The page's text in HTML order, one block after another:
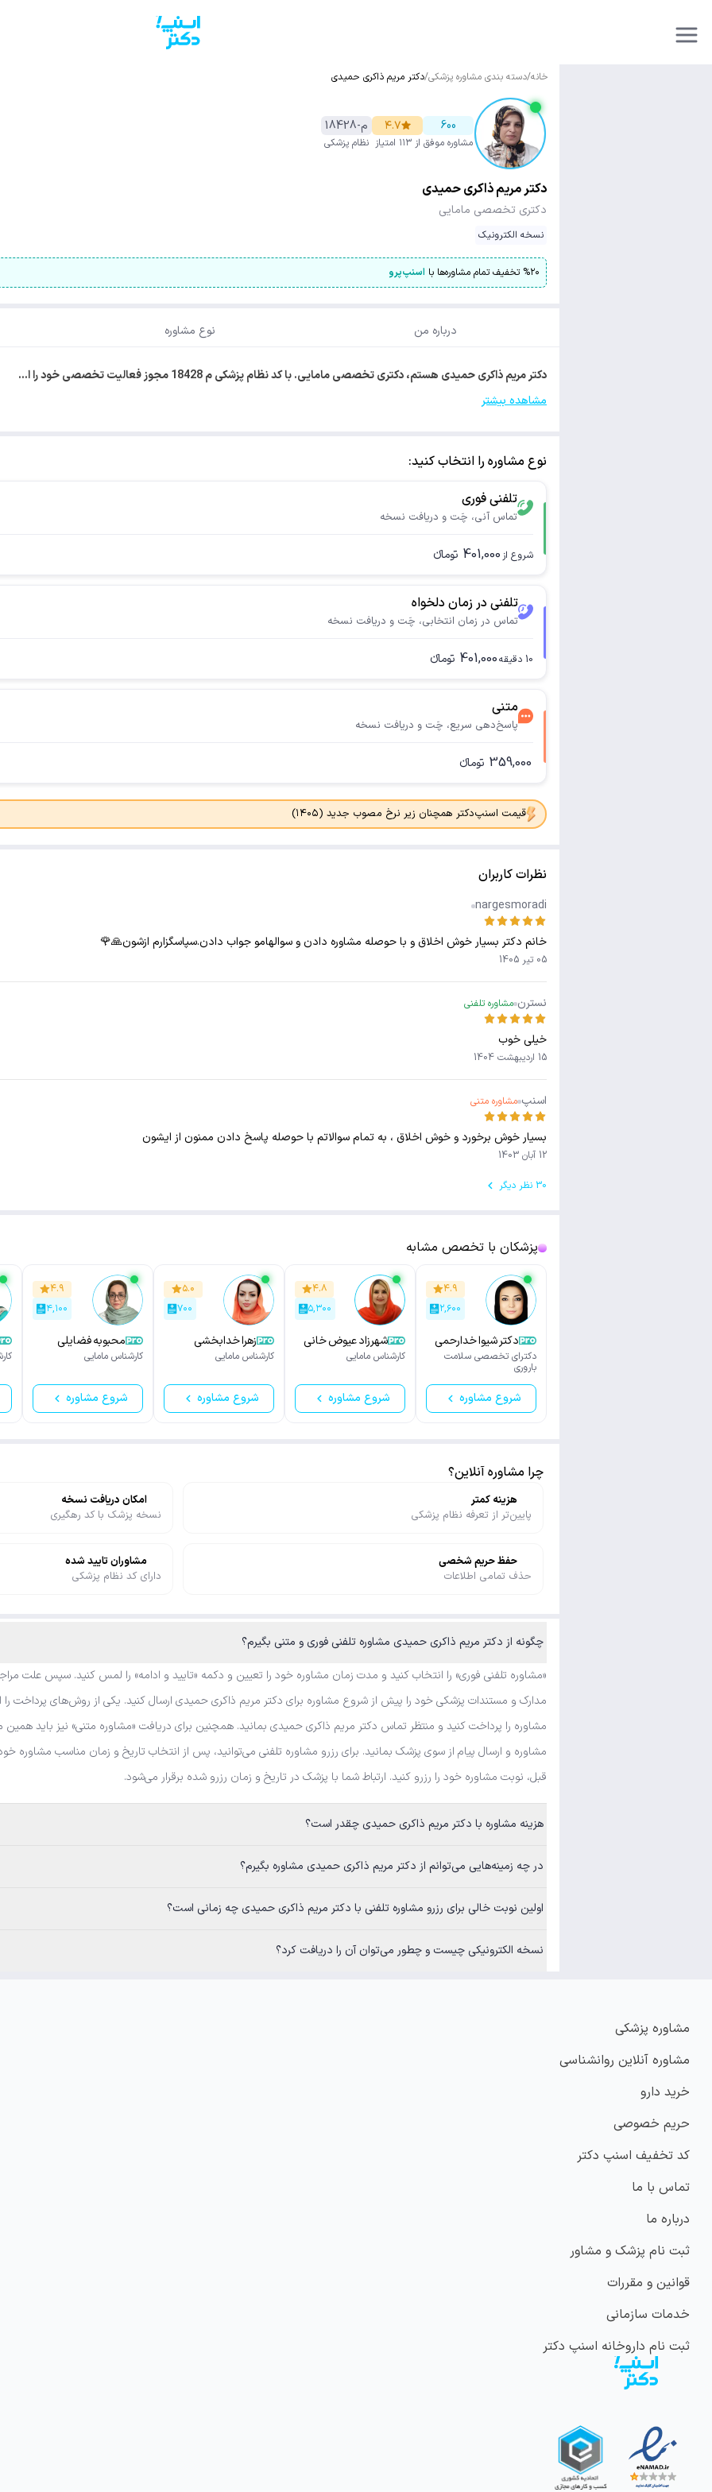
خانه/دسته بندی مشاوره پزشکی/دکتر مریم ذاکری حمیدی
600
مشاوره موفق
۴.۷
از ۱۱۳ امتیاز
م-18428
نظام پزشکی
دکتر مریم ذاکری حمیدی
دکتری تخصصی مامایی
نسخه الکترونیک
%۲۰ تخفیف تمام مشاوره‌ها با اسنپ‌پرو
درباره من نوع مشاوره
دکتر مریم ذاکری حمیدی هستم، دکتری تخصصی مامایی. با کد نظام پزشکی م 18428 مجوز فعالیت تخصصی خود را ا…
مشاهده بیشتر
نوع مشاوره را انتخاب کنید:
تلفنی فوری
تماس آنی، چَت و دریافت نسخه
شروع از 401,000 تومانء
تلفنی در زمان دلخواه
تماس در زمان انتخابی، چَت و دریافت نسخه
10 دقیقه401,000 تومانء
متنی
پاسخ‌دهی سریع، چَت و دریافت نسخه
359,000 تومانء
قیمت اسنپ‌دکتر همچنان زیر نرخ مصوب جدید (۱۴۰۵)
نظرات کاربران
nargesmoradi
خانم دکتر بسیار خوش اخلاق و با حوصله مشاوره دادن و سوالهامو جواب دادن.سپاسگزارم ازشون🙏🌹
05 تیر 1405
نسترن مشاوره تلفنی
خیلی خوب
15 اردیبهشت 1404
اسنپ مشاوره متنی
بسیار خوش برخورد و خوش اخلاق ، به تمام سوالاتم با حوصله پاسخ دادن ممنون از ایشون
12 آبان 1403
30 نظر دیگر
پزشکان با تخصص مشابه
۴.۹
۲,۶۰۰
دکتر شیوا خدارحمی
دکترای تخصصی سلامت
باروری
شروع مشاوره
۴.۸
۵,۳۰۰
شهرزاد عیوض خانی
کارشناس مامایی
شروع مشاوره
۵.۰
۷۰۰
زهرا خدابخشی
کارشناس مامایی
شروع مشاوره
۴.۹
۴,۱۰۰
محبوبه فضایلی
کارشناس مامایی
شروع مشاوره
چرا مشاوره آنلاین؟
هزینه کمتر
پایین‌تر از تعرفه نظام پزشکی
امکان دریافت نسخه
نسخه پزشک با کد رهگیری
حفظ حریم شخصی
حذف تمامی اطلاعات
مشاوران تایید شده
دارای کد نظام پزشکی
چگونه از دکتر مریم ذاکری حمیدی مشاوره تلفنی فوری و متنی بگیرم؟
«مشاوره تلفنی فوری» را انتخاب کنید و مدت زمان مشاوره خود را تعیین و دکمه «تایید و ادامه» را لمس کنید. سپس علت
مدارک و مستندات پزشکی خود را پیش از شروع مشاوره برای دکتر مریم ذاکری حمیدی ارسال کنید. یکی از روش‌های پرداخت را
مشاوره را پرداخت کنید و منتظر تماس دکتر مریم ذاکری حمیدی بمانید. همچنین برای دریافت «مشاوره متنی» نیز باید
مشاوره و ارسال پیام از سوی پزشک بمانید. برای رزرو مشاوره تلفنی می‌توانید، پس از انتخاب تاریخ و زمان مناسب مشاوره
قبل، نوبت مشاوره خود را رزرو کنید. ارتباط شما با پزشک در تاریخ و زمان رزرو شده برقرار می‌شود.
هزینه مشاوره با دکتر مریم ذاکری حمیدی چقدر است؟
در چه زمینه‌هایی می‌توانم از دکتر مریم ذاکری حمیدی مشاوره بگیرم؟
اولین نوبت خالی برای رزرو مشاوره تلفنی با دکتر مریم ذاکری حمیدی چه زمانی است؟
نسخه الکترونیکی چیست و چطور می‌توان آن را دریافت کرد؟
مشاوره پزشکی
مشاوره آنلاین روانشناسی
خرید دارو
حریم خصوصی
کد تخفیف اسنپ دکتر
تماس با ما
درباره ما
ثبت نام پزشک و مشاور
قوانین و مقررات
خدمات سازمانی
ثبت نام داروخانه اسنپ دکتر